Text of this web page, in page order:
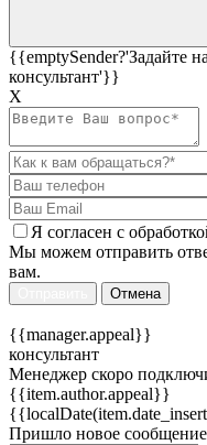
{{emptySender?'Задайте
консультант'}}
Х
Я согласен c
Мы можем отправить
вам.
Отмена
{{manager.appeal}}
консультант
Менеджер скоро
{{item.author.appeal}}
Пришло новое сообщение